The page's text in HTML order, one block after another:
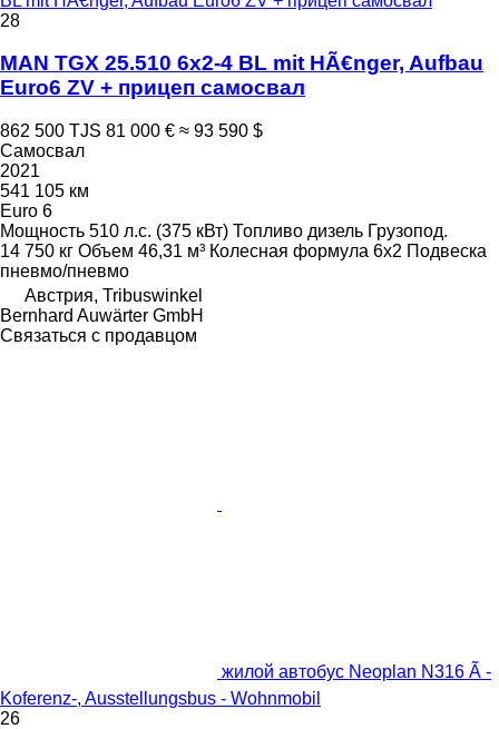
28
MAN TGX 25.510 6x2-4 BL mit HÃ€nger, Aufbau
Euro6 ZV + прицеп самосвал
862 500 TJS 81 000 € ≈ 93 590 $
Самосвал
2021
541 105 км
Euro 6
Мощность 510 л.с. (375 кВт) Топливо дизель Грузопод.
14 750 кг Объем 46,31 м³ Колесная формула 6x2 Подвеска
пневмо/пневмо
Австрия, Tribuswinkel
Bernhard Auwärter GmbH
Связаться с продавцом
жилой автобус Neoplan N316 Ã -
Koferenz-, Ausstellungsbus - Wohnmobil
26